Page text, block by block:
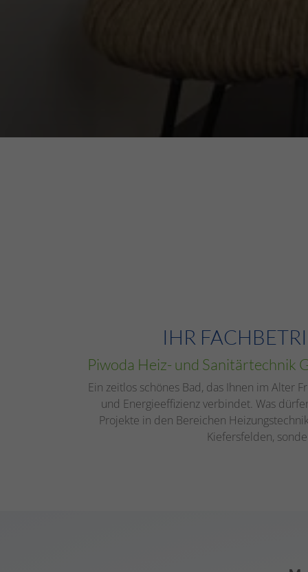
IHR
Piwoda Heiz- und Sanitärtechnik
Ein zeitlos schönes Bad, das Ihnen im Alter
und Energieeffizienz verbindet. Was
Projekte in den Bereichen
Kiefersfelden,